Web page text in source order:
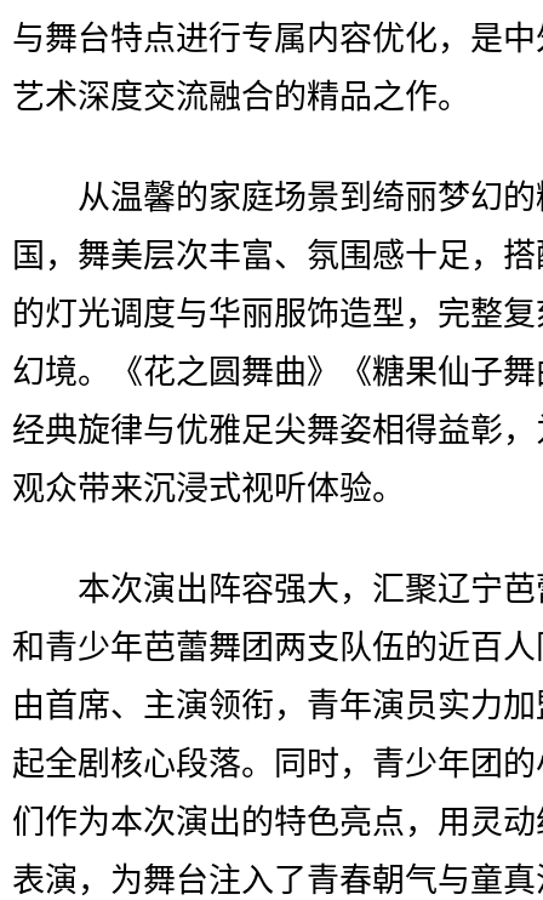
与舞台特点进行专属内容优化，是
艺术深度交流融合的精品之作。
从温馨的家庭场景到绮丽梦幻的
国，舞美层次丰富、氛围感十足，
的灯光调度与华丽服饰造型，完整
幻境。《花之圆舞曲》《糖果仙子
经典旋律与优雅足尖舞姿相得益彰
观众带来沉浸式视听体验。
本次演出阵容强大，汇聚辽宁芭
和青少年芭蕾舞团两支队伍的近百
由首席、主演领衔，青年演员实力
起全剧核心段落。同时，青少年团
们作为本次演出的特色亮点，用灵
表演，为舞台注入了青春朝气与童